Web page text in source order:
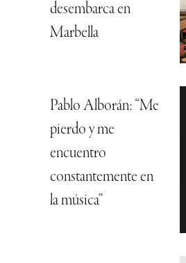
desembarca en
Marbella
Pablo Alborán: “Me
pierdo y me
encuentro
constantemente en
la música”